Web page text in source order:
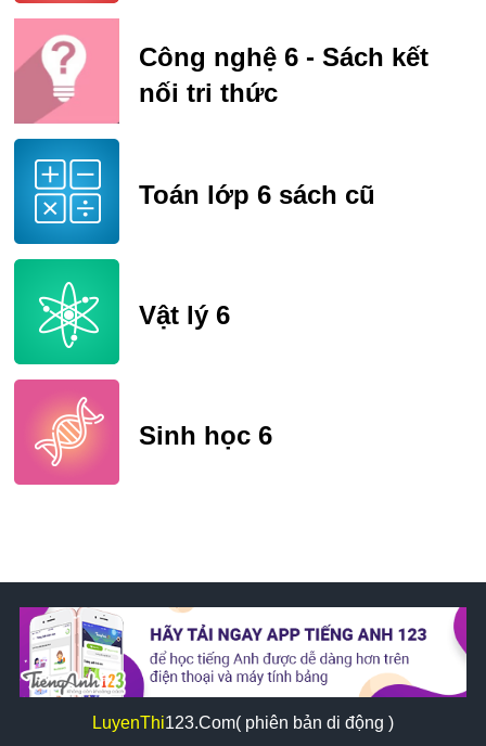
Công nghệ 6 - Sách kết
nối tri thức
Toán lớp 6 sách cũ
Vật lý 6
Sinh học 6
LuyenThi123.Com( phiên bản di động )